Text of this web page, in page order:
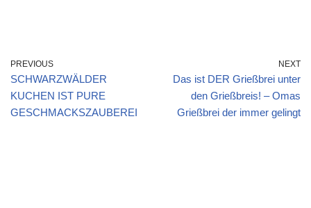
PREVIOUS
SCHWARZWÄLDER
KUCHEN IST PURE
GESCHMACKSZAUBEREI
NEXT
Das ist DER Grießbrei unter
den Grießbreis! – Omas
Grießbrei der immer gelingt